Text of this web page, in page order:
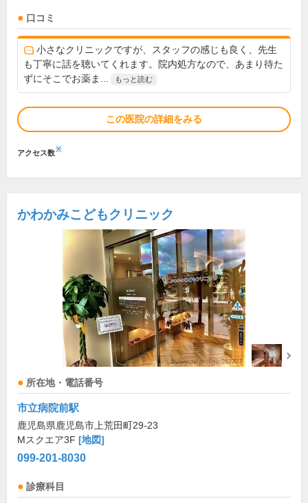
口コミ
小さなクリニックですが、スタッフの感じも良く、先生
も丁寧に話を聴いてくれます。院内処方なので、あまり待た
ずにそこでお薬ま...
もっと読む
この医院の詳細をみる
アクセス数※
かわかみこどもクリニック
所在地・電話番号
市立病院前駅
鹿児島県鹿児島市上荒田町29-23
Mスクエア3F [地図]
099-201-8030
診療科目